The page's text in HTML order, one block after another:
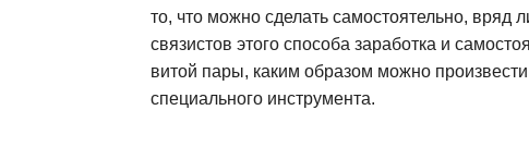
то, что можно сделать самостоятельно, вряд
связистов этого способа заработка и
витой пары, каким образом можно
специального инструмента.